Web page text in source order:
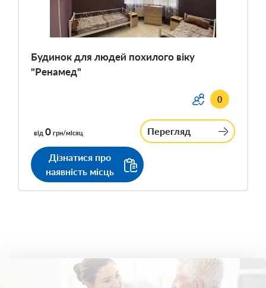
Будинок для людей похилого віку
"Ренамед"
0
від 0 грн/місяц Перегляд
Дізнатися про
наявність місць